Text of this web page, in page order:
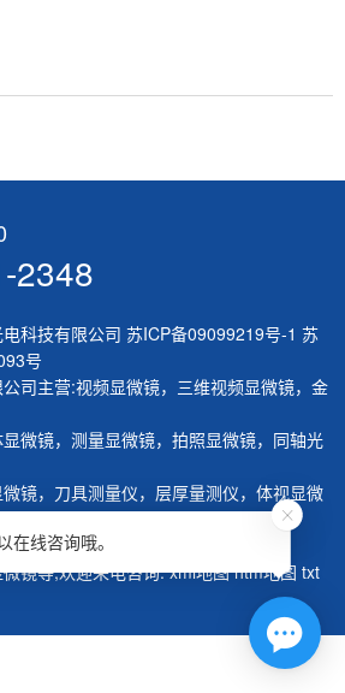
2348
科技有限公司 苏ICP备09099219号-1 苏
号
司主营:视频显微镜， 三维视频显微镜， 金
微镜， 测量显微镜， 拍照显微镜， 同轴光
镜， 刀具测量仪， 层厚量测仪， 体视显微
，微分干涉显微镜
镜等,欢迎来电咨询.xml地图 htm地图 txt
在线咨询哦。